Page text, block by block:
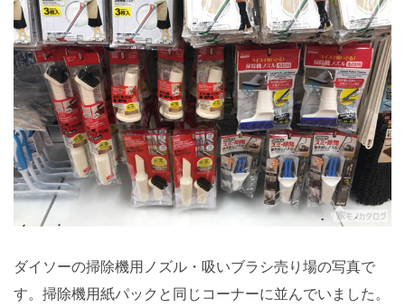
ダイソーの掃除機用ノズル・吸いブラシ売り場の写真で
す。掃除機用紙パックと同じコーナーに並んでいました。